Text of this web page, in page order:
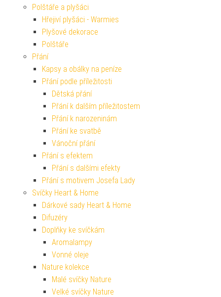
Polštáře a plyšáci
Hřejiví plyšáci - Warmies
Plyšové dekorace
Polštáře
Přání
Kapsy a obálky na peníze
Přání podle příležitosti
Dětská přání
Přání k dalším příležitostem
Přání k narozeninám
Přání ke svatbě
Vánoční přání
Přání s efektem
Přání s dalšími efekty
Přání s motivem Josefa Lady
Svíčky Heart & Home
Dárkové sady Heart & Home
Difuzéry
Doplňky ke svíčkám
Aromalampy
Vonné oleje
Nature kolekce
Malé svíčky Nature
Velké svíčky Nature